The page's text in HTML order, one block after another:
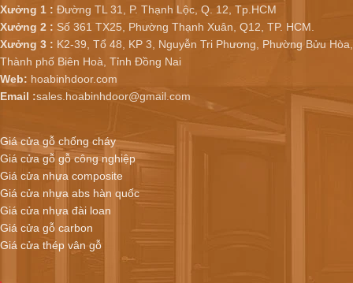
Xưởng 1 : Đường TL 31, P. Thạnh Lộc, Q. 12, Tp.HCM
Xưởng 2 : Số 361 TX25, Phường Thạnh Xuân, Q12, TP. HCM.
Xưởng 3 : K2-39, Tổ 48, KP 3, Nguyễn Tri Phương, Phường Bửu Hòa,
Thành phố Biên Hoà, Tỉnh Đồng Nai
Web: hoabinhdoor.com
Email :sales.hoabinhdoor@gmail.com
Giá cửa gỗ chống cháy
Giá cửa gỗ gỗ công nghiệp
Giá cửa nhựa composite
Giá cửa nhựa abs hàn quốc
Giá cửa nhựa đài loan
Giá cửa gỗ carbon
Giá cửa thép vân gỗ